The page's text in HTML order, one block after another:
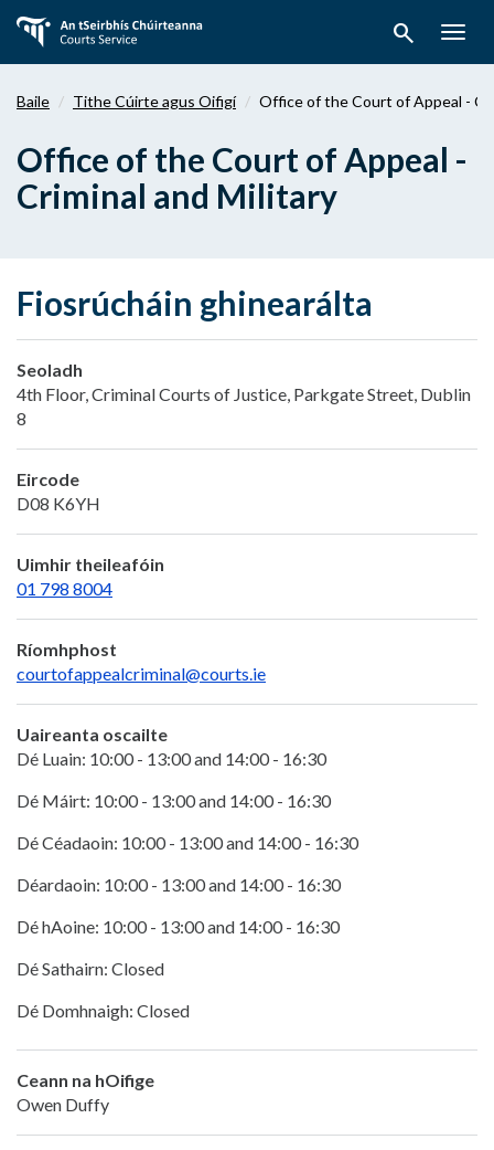
aghaidh
search
Baile Tithe Cúirte agus Oifigí Office of the Court of Appeal -
Office of the Court of Appeal -
Criminal and Military
Fiosrúcháin ghinearálta
Seoladh
4th Floor, Criminal Courts of Justice, Parkgate Street, Dublin
8
Eircode
D08 K6YH
Uimhir theileafóin
01 798 8004
Ríomhphost
courtofappealcriminal@courts.ie
Uaireanta oscailte
Dé Luain: 10:00 - 13:00 and 14:00 - 16:30
Dé Máirt: 10:00 - 13:00 and 14:00 - 16:30
Dé Céadaoin: 10:00 - 13:00 and 14:00 - 16:30
Déardaoin: 10:00 - 13:00 and 14:00 - 16:30
Dé hAoine: 10:00 - 13:00 and 14:00 - 16:30
Dé Sathairn: Closed
Dé Domhnaigh: Closed
Ceann na hOifige
Owen Duffy